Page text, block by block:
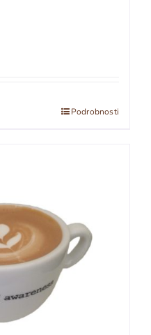
Podrobnosti